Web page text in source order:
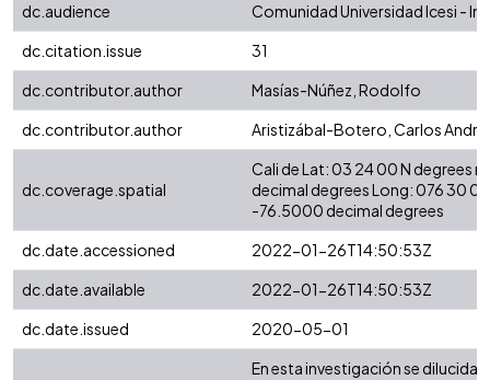
dc.audience
Comunidad Universidad Icesi -
dc.citation.issue
31
dc.contributor.author
Masías-Núñez, Rodolfo
dc.contributor.author
Aristizábal-Botero, Carlos
dc.coverage.spatial
Cali de Lat: 03 24 00 N degrees
decimal degrees Long: 076 30
-76.5000 decimal degrees
dc.date.accessioned
2022-01-26T14:50:53Z
dc.date.available
2022-01-26T14:50:53Z
dc.date.issued
2020-05-01
En esta investigación se